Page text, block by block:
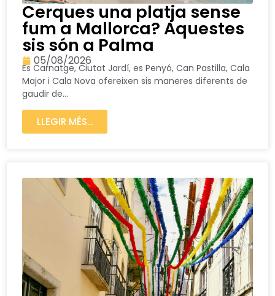
Cerques una platja sense
fum a Mallorca? Aquestes
sis són a Palma
05/08/2026
Es Carnatge, Ciutat Jardí, es Penyó, Can Pastilla, Cala
Major i Cala Nova ofereixen sis maneres diferents de
gaudir de...
LLEGIR MÉS...